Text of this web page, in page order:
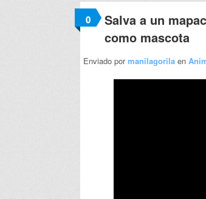
0
Salva a un
como mascota
Enviado pormanilagorila en